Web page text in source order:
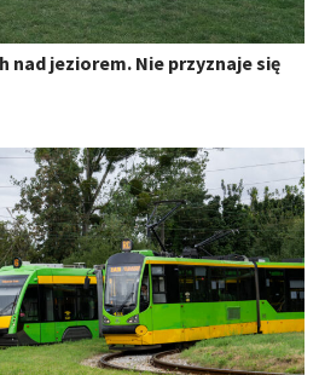
nad jeziorem. Nie przyznaje się